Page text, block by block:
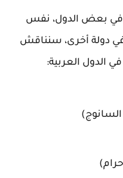
بعض الدول، نفس
دولة أخرى، سنناقش
الدول العربية:
السانوج)